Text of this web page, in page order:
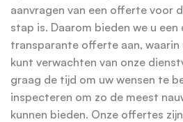
aanvragen van een offerte voor
stap is. Daarom bieden we u een
transparante offerte aan, waarin
kunt verwachten van onze
graag de tijd om uw wensen te
inspecteren om zo de meest
kunnen bieden. Onze offertes